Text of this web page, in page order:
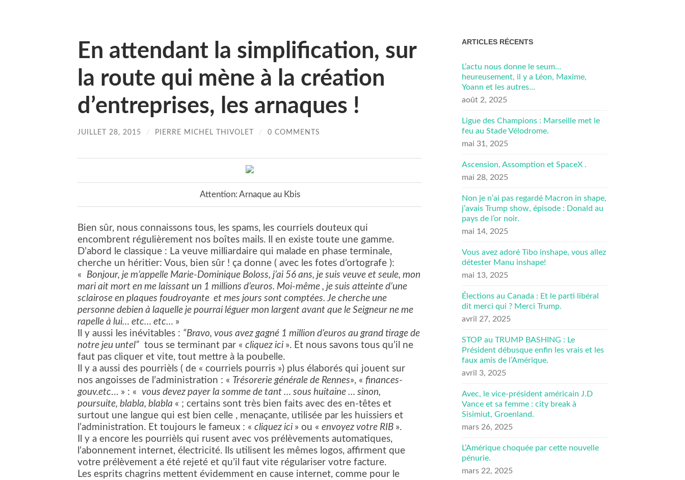
En attendant la simplification, sur
la route qui mène à la création
d’entreprises, les arnaques !
JUILLET 28, 2015 / PIERRE MICHEL THIVOLET / 0 COMMENTS
Attention: Arnaque au Kbis
Bien sûr, nous connaissons tous, les spams, les courriels douteux qui
encombrent régulièrement nos boîtes mails. Il en existe toute une gamme.
D’abord le classique : La veuve milliardaire qui malade en phase terminale,
cherche un héritier: Vous, bien sûr ! ça donne ( avec les fotes d’ortografe ):
« Bonjour, je m’appelle Marie-Dominique Boloss, j’ai 56 ans, je suis veuve et seule, mon
mari ait mort en me laissant un 1 millions d’euros. Moi-même , je suis atteinte d’une
sclairose en plaques foudroyante et mes jours sont comptées. Je cherche une
personne debien à laquelle je pourrai léguer mon largent avant que le Seigneur ne me
rapelle à lui… etc… etc… »
Il y aussi les inévitables : “Bravo, vous avez gagné 1 million d’euros au grand tirage de
notre jeu untel” tous se terminant par « cliquez ici ». Et nous savons tous qu’il ne
faut pas cliquer et vite, tout mettre à la poubelle.
Il y a aussi des pourrièls ( de « courriels pourris ») plus élaborés qui jouent sur
nos angoisses de l’administration : « Trésorerie générale de Rennes», « finances-
gouv.etc… » : « vous devez payer la somme de tant … sous huitaine … sinon,
poursuite, blabla, blabla « ; certains sont très bien faits avec des en-têtes et
surtout une langue qui est bien celle , menaçante, utilisée par les huissiers et
l’administration. Et toujours le fameux : « cliquez ici » ou « envoyez votre RIB ».
Il y a encore les pourrièls qui rusent avec vos prélèvements automatiques,
l’abonnement internet, électricité. Ils utilisent les mêmes logos, affirment que
votre prélèvement a été rejeté et qu’il faut vite régulariser votre facture.
Les esprits chagrins mettent évidemment en cause internet, comme pour le
ARTICLES RÉCENTS
L’actu nous donne le seum…
heureusement, il y a Léon, Maxime,
Yoann et les autres…
août 2, 2025
Ligue des Champions : Marseille met le
feu au Stade Vélodrome.
mai 31, 2025
Ascension, Assomption et SpaceX .
mai 28, 2025
Non je n’ai pas regardé Macron in shape,
j’avais Trump show, épisode : Donald au
pays de l’or noir.
mai 14, 2025
Vous avez adoré Tibo inshape, vous allez
détester Manu inshape!
mai 13, 2025
Élections au Canada : Et le parti libéral
dit merci qui ? Merci Trump.
avril 27, 2025
STOP au TRUMP BASHING : Le
Président débusque enfin les vrais et les
faux amis de l’Amérique.
avril 3, 2025
Avec, le vice-président américain J.D
Vance et sa femme : city break à
Sisimiut, Groenland.
mars 26, 2025
L’Amérique choquée par cette nouvelle
pénurie.
mars 22, 2025